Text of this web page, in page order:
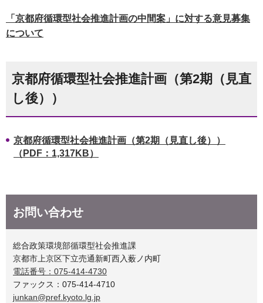
「京都府循環型社会推進計画の中間案」に対する意見募集
について
京都府循環型社会推進計画（第2期（見直
し後））
京都府循環型社会推進計画（第2期（見直し後））
（PDF：1,317KB）
お問い合わせ
総合政策環境部循環型社会推進課
京都市上京区下立売通新町西入薮ノ内町
電話番号：075-414-4730
ファックス：075-414-4710
junkan@pref.kyoto.lg.jp